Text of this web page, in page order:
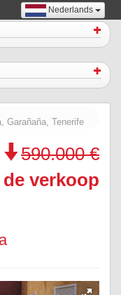
Nederlands
Garañaña, Tenerife
590.000 €
verkoop